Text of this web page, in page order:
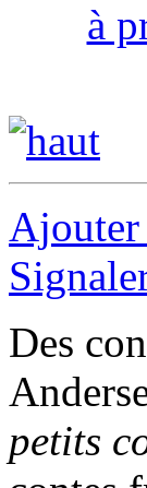
à
Ajouter
Des
petits